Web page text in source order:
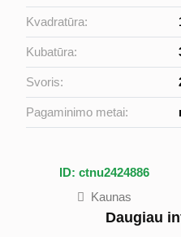
Kvadratūra:
Kubatūra:
Svoris:
Pagaminimo metai:
ID: ctnu2424886
Kaunas
Daugiau